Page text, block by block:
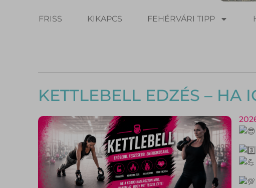
FRISS KIKAPCS FEHÉRVÁRI TIPP
KETTLEBELL EDZÉS – HA